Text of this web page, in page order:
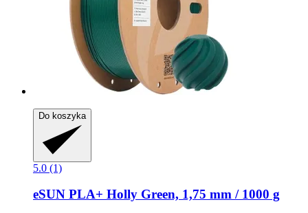
Do koszyka
5.0 (1)
eSUN PLA+ Holly Green, 1,75 mm / 1000 g